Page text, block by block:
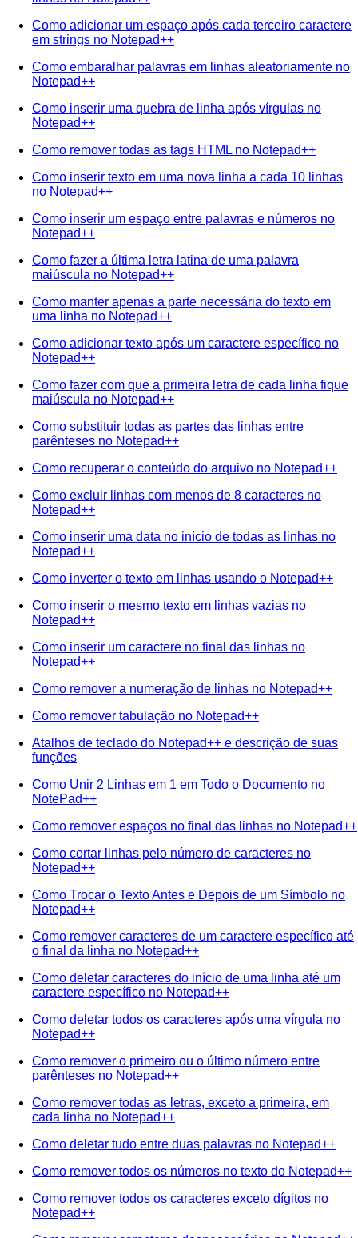
Como adicionar um espaço após cada terceiro caractere
em strings no Notepad++
Como embaralhar palavras em linhas aleatoriamente no
Notepad++
Como inserir uma quebra de linha após vírgulas no
Notepad++
Como remover todas as tags HTML no Notepad++
Como inserir texto em uma nova linha a cada 10 linhas
no Notepad++
Como inserir um espaço entre palavras e números no
Notepad++
Como fazer a última letra latina de uma palavra
maiúscula no Notepad++
Como manter apenas a parte necessária do texto em
uma linha no Notepad++
Como adicionar texto após um caractere específico no
Notepad++
Como fazer com que a primeira letra de cada linha fique
maiúscula no Notepad++
Como substituir todas as partes das linhas entre
parênteses no Notepad++
Como recuperar o conteúdo do arquivo no Notepad++
Como excluir linhas com menos de 8 caracteres no
Notepad++
Como inserir uma data no início de todas as linhas no
Notepad++
Como inverter o texto em linhas usando o Notepad++
Como inserir o mesmo texto em linhas vazias no
Notepad++
Como inserir um caractere no final das linhas no
Notepad++
Como remover a numeração de linhas no Notepad++
Como remover tabulação no Notepad++
Atalhos de teclado do Notepad++ e descrição de suas
funções
Como Unir 2 Linhas em 1 em Todo o Documento no
NotePad++
Como remover espaços no final das linhas no Notepad++
Como cortar linhas pelo número de caracteres no
Notepad++
Como Trocar o Texto Antes e Depois de um Símbolo no
Notepad++
Como remover caracteres de um caractere específico até
o final da linha no Notepad++
Como deletar caracteres do início de uma linha até um
caractere específico no Notepad++
Como deletar todos os caracteres após uma vírgula no
Notepad++
Como remover o primeiro ou o último número entre
parênteses no Notepad++
Como remover todas as letras, exceto a primeira, em
cada linha no Notepad++
Como deletar tudo entre duas palavras no Notepad++
Como remover todos os números no texto do Notepad++
Como remover todos os caracteres exceto dígitos no
Notepad++